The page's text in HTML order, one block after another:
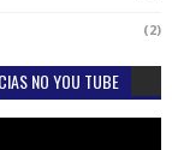
(2)
NO YOU TUBE